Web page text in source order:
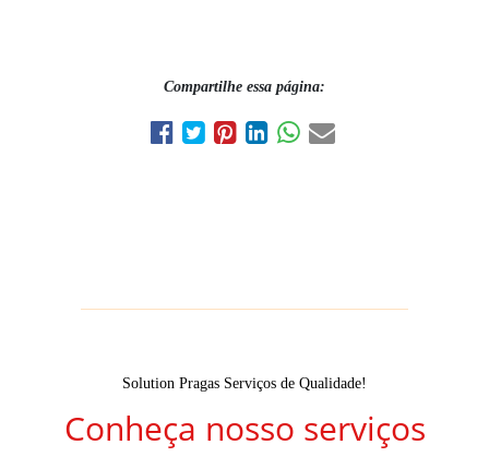
Compartilhe essa página:
Solution Pragas Serviços de Qualidade!
Conheça nosso serviços